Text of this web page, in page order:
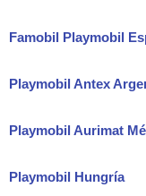
Famobil Playmobil
Playmobil Antex
Playmobil Aurimat
Playmobil Hungría